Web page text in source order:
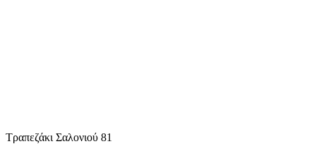
Τραπεζάκι Σαλονιού 81